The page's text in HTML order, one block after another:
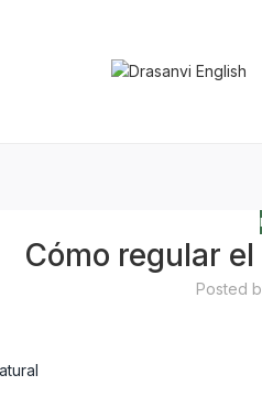
Cómo regular
Posted